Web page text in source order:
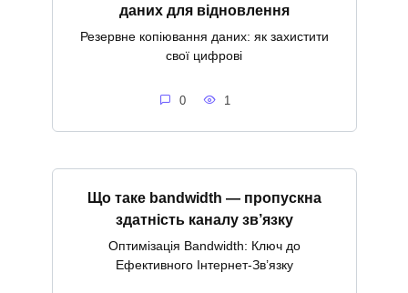
даних для відновлення
Резервне копіювання даних: як захистити
свої цифрові
0 1
Що таке bandwidth — пропускна
здатність каналу зв’язку
Оптимізація Bandwidth: Ключ до
Ефективного Інтернет-Зв’язку